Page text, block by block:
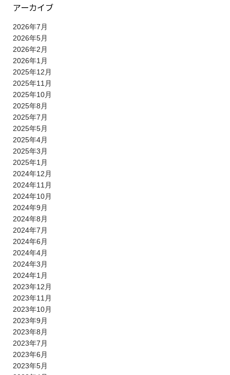
アーカイブ
2026年7月
2026年5月
2026年2月
2026年1月
2025年12月
2025年11月
2025年10月
2025年8月
2025年7月
2025年5月
2025年4月
2025年3月
2025年1月
2024年12月
2024年11月
2024年10月
2024年9月
2024年8月
2024年7月
2024年6月
2024年4月
2024年3月
2024年1月
2023年12月
2023年11月
2023年10月
2023年9月
2023年8月
2023年7月
2023年6月
2023年5月